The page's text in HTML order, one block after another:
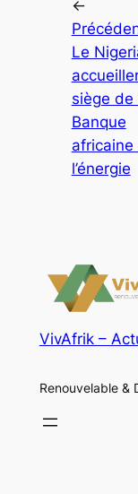
←
Le
siège de
Banque
africaine
l’énergie
VivAfrik –
Renouvelable &